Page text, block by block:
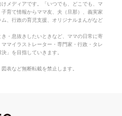
メディアです。「いつでも、どこでも、マ
育て情報からママ友、夫（旦那）、義実家
ム、行政の育児支援、オリジナルまんがなど
・息抜きしたいときなど、ママの日常に寄
マイラストレーター・専門家・行政・タレ
」を目指していきます。
表など無断転載を禁止します。